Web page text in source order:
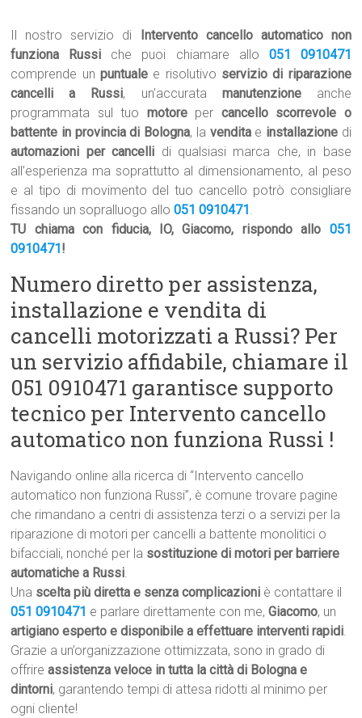
Il nostro servizio di
Intervento cancello automatico non
funziona Russi che puoi chiamare allo 051 0910471
comprende unpuntuale e risolutivo servizio di riparazione
cancelli a Russi, un’accurata manutenzioneanche
programmata sul tuo motoreper cancello scorrevole o
battente in provincia di Bologna, la venditae installazionedi
automazioni per cancelli di qualsiasi marca che, in base
all’esperienza ma soprattutto al dimensionamento, al peso
e al tipo di movimento del tuo cancello potrò consigliare
fissando un sopralluogo allo051 0910471 .
TU chiama con fiducia, IO, Giacomo, rispondo allo 051
0910471 !
Numero diretto per assistenza,
installazione e vendita di
cancelli motorizzati a Russi? Per
un servizio affidabile, chiamare il
051 0910471 garantisce supporto
tecnico per Intervento cancello
automatico non funziona Russi !
Navigando online alla ricerca di “Intervento cancello
automatico non funziona Russi”, è comune trovare pagine
che rimandano a centri di assistenza terzi o a servizi per la
riparazione di motori per cancelli a battente monolitici o
bifacciali, nonché per la sostituzione di motori per barriere
automatiche a Russi.
Una scelta più diretta e senza complicazioni è contattare il
051 0910471 e parlare direttamente con me,Giacomo, un
artigiano esperto e disponibile a effettuare interventi rapidi.
Grazie a un’organizzazione ottimizzata, sono in grado di
offrireassistenza veloce in tutta la città di Bologna e
dintorni, garantendo tempi di attesa ridotti al minimo per
ogni cliente!